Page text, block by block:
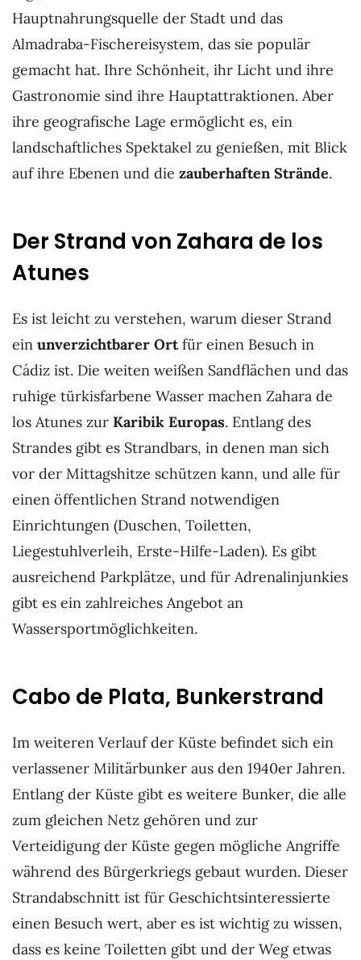
Hauptnahrungsquelle der Stadt und das
Almadraba-Fischereisystem, das sie populär
gemacht hat. Ihre Schönheit, ihr Licht und ihre
Gastronomie sind ihre Hauptattraktionen. Aber
ihre geografische Lage ermöglicht es, ein
landschaftliches Spektakel zu genießen, mit Blick
auf ihre Ebenen und die zauberhaften Strände.
Der Strand von Zahara de los
Atunes
Es ist leicht zu verstehen, warum dieser Strand
ein unverzichtbarer Ortfür einen Besuch in
Cádiz ist. Die weiten weißen Sandflächen und das
ruhige türkisfarbene Wasser machen Zahara de
los Atunes zur Karibik Europas. Entlang des
Strandes gibt es Strandbars, in denen man sich
vor der Mittagshitze schützen kann, und alle für
einen öffentlichen Strand notwendigen
Einrichtungen (Duschen, Toiletten,
Liegestuhlverleih, Erste-Hilfe-Laden). Es gibt
ausreichend Parkplätze, und für Adrenalinjunkies
gibt es ein zahlreiches Angebot an
Wassersportmöglichkeiten.
Cabo de Plata, Bunkerstrand
Im weiteren Verlauf der Küste befindet sich ein
verlassener Militärbunker aus den 1940er Jahren.
Entlang der Küste gibt es weitere Bunker, die alle
zum gleichen Netz gehören und zur
Verteidigung der Küste gegen mögliche Angriffe
während des Bürgerkriegs gebaut wurden. Dieser
Strandabschnitt ist für Geschichtsinteressierte
einen Besuch wert, aber es ist wichtig zu wissen,
dass es keine Toiletten gibt und der Weg etwas